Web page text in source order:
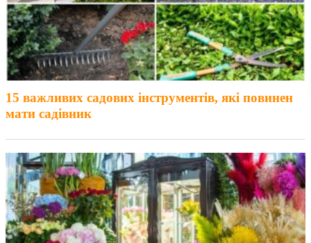
15 важливих садових інструментів, які повинен
мати садівник